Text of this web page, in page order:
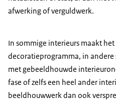
afwerking of verguldwerk.
In sommige interieurs maakt
decoratieprogramma, in
met gebeeldhouwde
fase of zelfs een heel ander
beeldhouwwerk dan ook